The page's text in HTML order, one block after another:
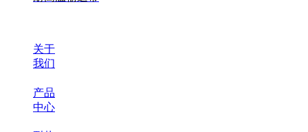
关于
我们
产品
中心